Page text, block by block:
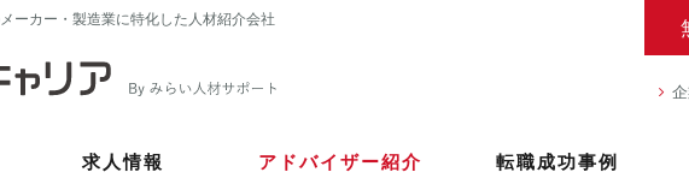
ーカー・製造業に特化した人材紹介会社
求人情報 アドバイザー紹介 転職成功事例